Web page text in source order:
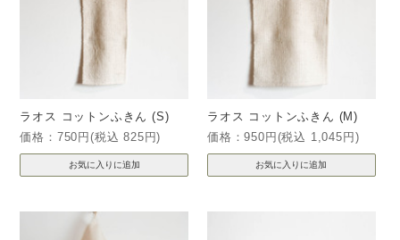
ラオス コットンふきん (S)
価格：750円(税込 825円)
ラオス コットンふきん (M)
価格：950円(税込 1,045円)